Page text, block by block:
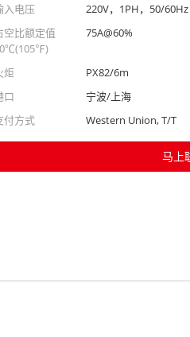
入电压
220V，1PH，50/60Hz
空比额定值
75A@60%
炬
PX82/6m
口
宁波/上海
付方式
Western Union, T/T
马上